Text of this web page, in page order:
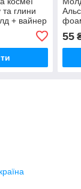
глини
+ вайнер
55